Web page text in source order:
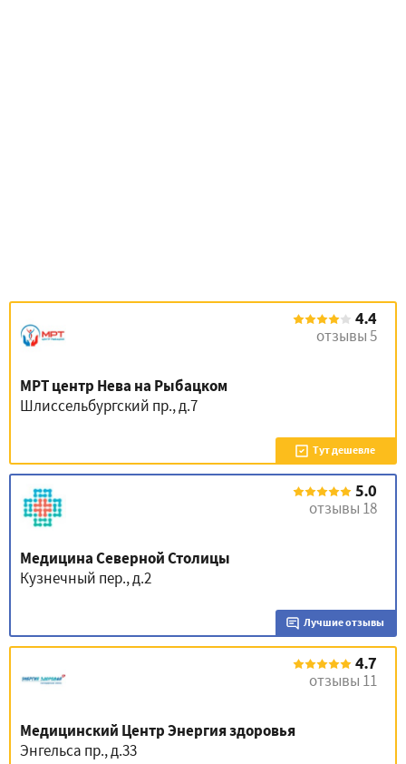
4.4
отзывы 5
МРТ центр Нева на Рыбацком
Шлиссельбургский пр., д.7
Тут дешевле
5.0
отзывы 18
Медицина Северной Столицы
Кузнечный пер., д.2
Лучшие отзывы
4.7
отзывы 11
Медицинский Центр Энергия здоровья
Энгельса пр., д.33